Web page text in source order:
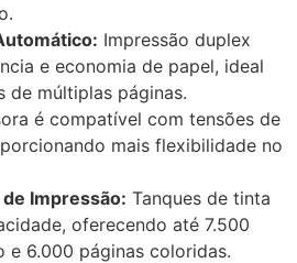
Impressão duplex
e economia de papel, ideal
de múltiplas páginas.
é compatível com tensões de
mais flexibilidade no
Impressão: Tanques de tinta
oferecendo até 7.500
e 6.000 páginas coloridas.